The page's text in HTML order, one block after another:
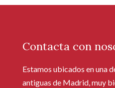
Contacta con
Estamos ubicados en una
antiguas de Madrid, muy